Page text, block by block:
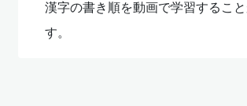
漢字の書き順を動画で学習すること
す。